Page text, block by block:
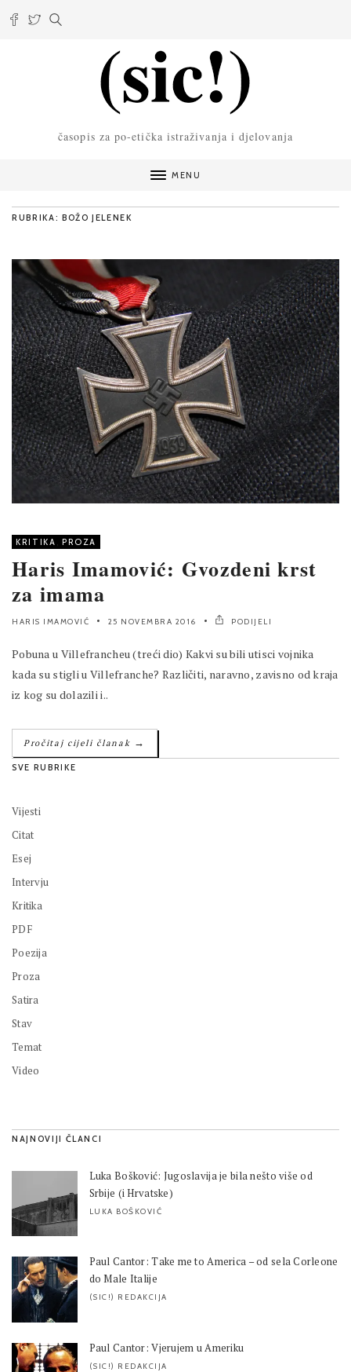
časopis za po-etička istraživanja i djelovanja
MENU
RUBRIKA: BOŽO JELENEK
KRITIKA PROZA
Haris Imamović: Gvozdeni krst
za imama
HARIS IMAMOVIĆ 25 NOVEMBRA 2016 PODIJELI
Pobuna u Villefrancheu (treći dio) Kakvi su bili utisci vojnika
kada su stigli u Villefranche? Različiti, naravno, zavisno od kraja
iz kog su dolazili i..
Pročitaj cijeli članak →
SVE RUBRIKE
Vijesti
Citat
Esej
Intervju
Kritika
PDF
Poezija
Proza
Satira
Stav
Temat
Video
NAJNOVIJI ČLANCI
Luka Bošković: Jugoslavija je bila nešto više od
Srbije (i Hrvatske)
LUKA BOŠKOVIĆ
Paul Cantor: Take me to America – od sela Corleone
do Male Italije
(SIC!) REDAKCIJA
Paul Cantor: Vjerujem u Ameriku
(SIC!) REDAKCIJA